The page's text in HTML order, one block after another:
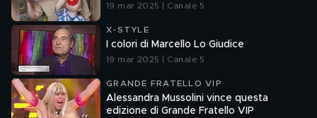
19 mar 2025 | Canale 5
X-STYLE
I colori di Marcello Lo Giudice
19 mar 2025 | Canale 5
GRANDE FRATELLO VIP
Alessandra Mussolini vince questa
edizione di Grande Fratello VIP